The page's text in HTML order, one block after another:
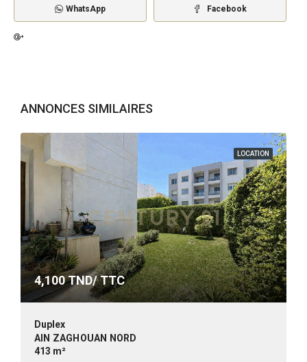
WhatsApp Facebook
ANNONCES SIMILAIRES
LOCATION
4,100TND/ TTC
Duplex
AIN ZAGHOUAN NORD
413 m²